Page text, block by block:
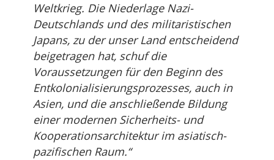
Weltkrieg. Die Niederlage Nazi-
Deutschlands und des militaristischen
Japans, zu der unser Land entscheidend
beigetragen hat, schuf die
Voraussetzungen für den Beginn des
Entkolonialisierungsprozesses, auch in
Asien, und die anschließende Bildung
einer modernen Sicherheits- und
Kooperationsarchitektur im asiatisch-
pazifischen Raum.“